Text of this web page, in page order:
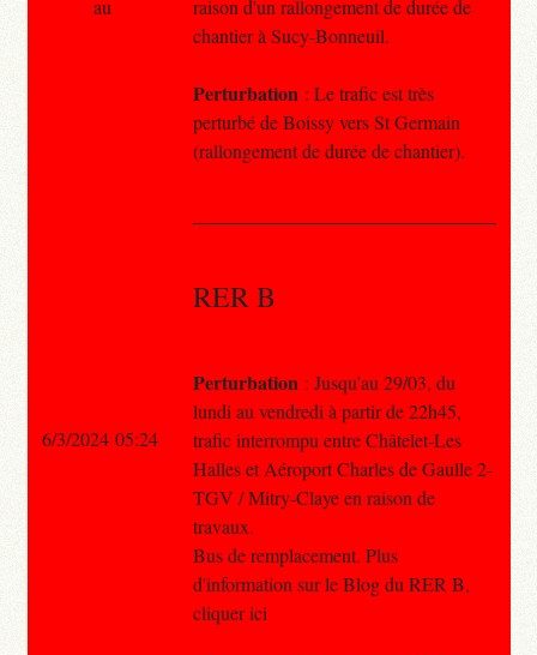
raison d'un rallongement de durée de
chantier à Sucy-Bonneuil.
Perturbation : Le trafic est très
perturbé de Boissy vers St Germain
(rallongement de durée de chantier).
RER B
Perturbation : Jusqu'au 29/03, du
lundi au vendredi à partir de 22h45,
trafic interrompu entre Châtelet-Les
Halles et Aéroport Charles de Gaulle 2-
TGV / Mitry-Claye en raison de
travaux.
Bus de remplacement. Plus
d'information sur le Blog du RER B,
cliquer ici
au
6/3/2024 05:24